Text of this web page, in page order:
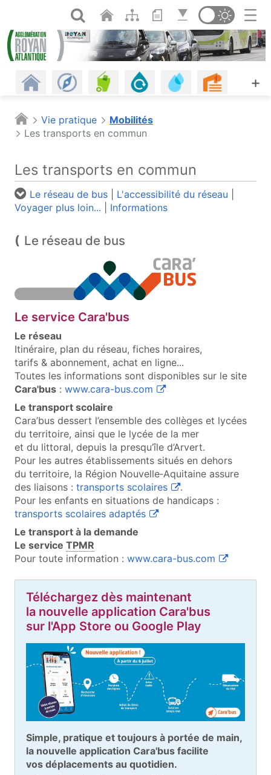
Saut au contenu principalOuvrir la rechercheChanger de
Revenir à l'accueil
Les communesGestion des déchets
AssainissementEau potable, eau
Offres d'emploi
ÉconomieAgriculture et alimentation
Les infosPortail cartographique
+
Vie pratique
Mobilités
Les transports en commun
Les transports en commun
Le réseau de bus| L'accessibilité du réseau
Voyager plus loin...
Informations
Le réseau de bus
Le service Cara'bus
Le réseau
Itinéraire, plan du réseau, fiches horaires,
tarifs & abonnement, achat en ligne...
Toutes les informations sont disponibles sur le site
Cara'bus : www.cara-bus.com (ouvre une nouvelle
Le transport scolaire
Cara’bus dessert l’ensemble des collèges et lycées
du territoire, ainsi que le lycée de la mer
et du littoral, depuis la presqu’île d’Arvert.
Pour les autres établissements situés en dehors
du territoire, la Région Nouvelle‑Aquitaine assure
des liaisons : transports scolaires(ouvre une nouvelle
.
Pour les enfants en situations de handicaps :
transports scolaires adaptés(ouvre une nouvelle
Le transport à la demande
Le service TPMR
Pour toute information : www.cara-bus.com (ouvre une
Téléchargez dès maintenant
la nouvelle application Cara'bus
sur l'App Store ou Google Play
Simple, pratique et toujours à portée de main,
la nouvelle application Cara'bus facilite
vos déplacements au quotidien.
Panneau de gestion des cookies